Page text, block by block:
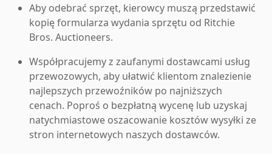
Aby odebrać sprzęt, kierowcy muszą przedstawić
kopię formularza wydania sprzętu od Ritchie
Bros. Auctioneers.
Współpracujemy z zaufanymi dostawcami usług
przewozowych, aby ułatwić klientom znalezienie
najlepszych przewoźników po najniższych
cenach. Poproś o bezpłatną wycenę lub uzyskaj
natychmiastowe oszacowanie kosztów wysyłki ze
stron internetowych naszych dostawców.